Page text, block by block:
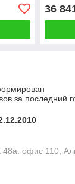
36
за последний
48а. офис 110,